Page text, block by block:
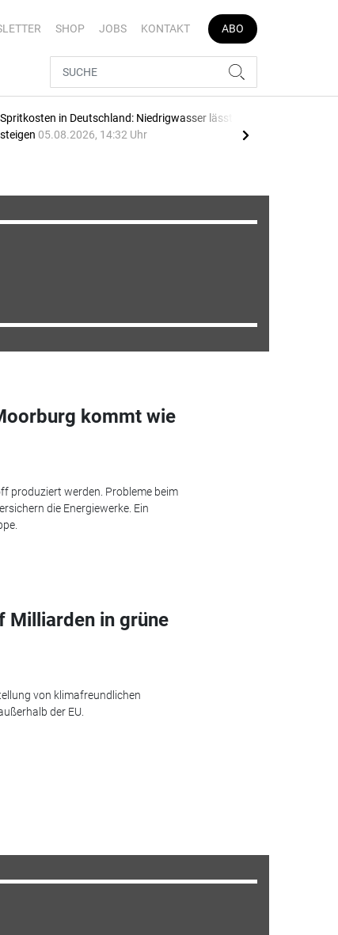
SHOP JOBS KONTAKT ABO
Spritkosten in Deutschland: Niedrigwasser lässt Preise
steigen 05.08.2026, 14:32 Uhr
kommt wie
produziert werden. Probleme beim
die Energiewerke. Ein
Milliarden in grüne
von klimafreundlichen
der EU.